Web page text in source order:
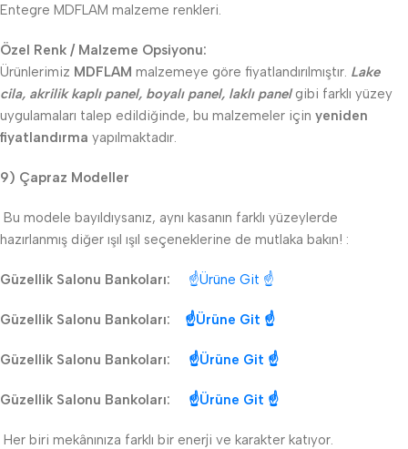
Entegre MDFLAM malzeme renkleri.
Özel Renk / Malzeme Opsiyonu:
Ürünlerimiz MDFLAM malzemeye göre fiyatlandırılmıştır. Lake
cila, akrilik kaplı panel, boyalı panel, laklı panel gibi farklı yüzey
uygulamaları talep edildiğinde, bu malzemeler için yeniden
fiyatlandırma yapılmaktadır.
9) Çapraz Modeller
Bu modele bayıldıysanız, aynı kasanın farklı yüzeylerde
hazırlanmış diğer ışıl ışıl seçeneklerine de mutlaka bakın! :
Güzellik Salonu Bankoları: ☝Ürüne Git ☝
Güzellik Salonu Bankoları: ☝Ürüne Git ☝
Güzellik Salonu Bankoları: ☝Ürüne Git ☝
Güzellik Salonu Bankoları: ☝Ürüne Git ☝
Her biri mekânınıza farklı bir enerji ve karakter katıyor.